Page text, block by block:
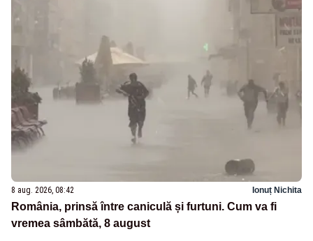
8 aug. 2026, 08:42 Ionuț Nichita
România, prinsă între caniculă și furtuni. Cum va fi
vremea sâmbătă, 8 august